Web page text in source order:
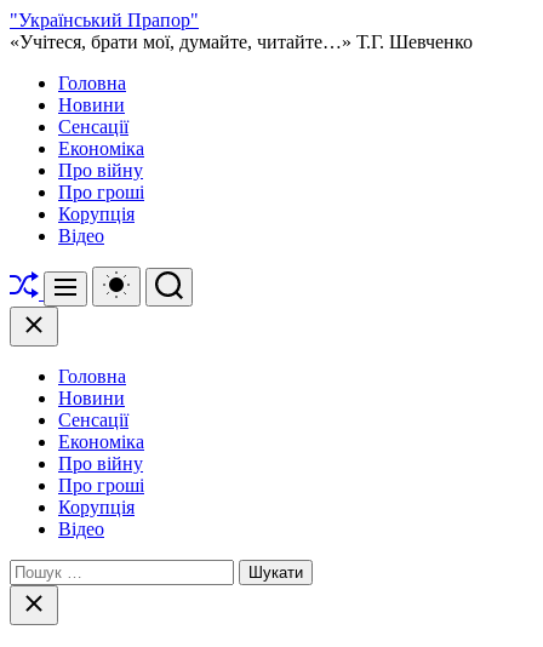
Перейти
до
"Український Прапор"
«Учітеся, брати мої, думайте, читайте…» Т.Г. Шевченко
Головна
Новини
Сенсації
Економіка
Про війну
Про гроші
Корупція
Відео
Перетасувати
Меню
Перемикач
кольорового
Пошук
Закрити
Головна
Новини
Сенсації
Економіка
Про війну
Про гроші
Корупція
Відео
Пошук:
Закрити
пошук